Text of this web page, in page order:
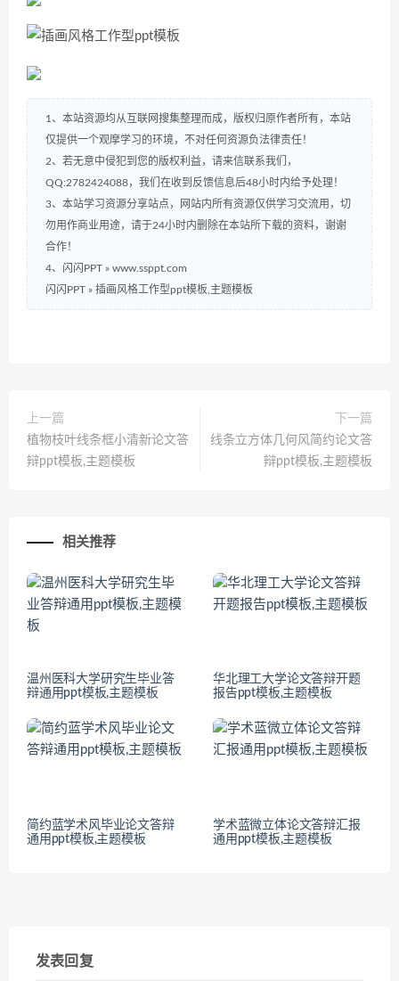
1、本站资源均从互联网搜集整理而成，版权归原作者所有，本站
仅提供一个观摩学习的环境，不对任何资源负法律责任！
2、若无意中侵犯到您的版权利益，请来信联系我们，
QQ:2782424088，我们在收到反馈信息后48小时内给予处理！
3、本站学习资源分享站点，网站内所有资源仅供学习交流用，切
勿用作商业用途，请于24小时内删除在本站所下载的资料，谢谢
合作！
4、闪闪PPT » www.ssppt.com
闪闪PPT » 插画风格工作型ppt模板,主题模板
上一篇
植物枝叶线条框小清新论文答
辩ppt模板,主题模板
下一篇
线条立方体几何风简约论文答
辩ppt模板,主题模板
相关推荐
温州医科大学研究生毕业答
辩通用ppt模板,主题模板
华北理工大学论文答辩开题
报告ppt模板,主题模板
简约蓝学术风毕业论文答辩
通用ppt模板,主题模板
学术蓝微立体论文答辩汇报
通用ppt模板,主题模板
发表回复